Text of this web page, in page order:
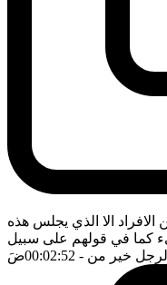
الا الذي يجلس هذه
كما في قولهم على سبيل
الرجل خير من - 00:02:52 ضَ